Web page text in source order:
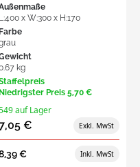
L:400 x W:300 x H:170
kg
Preis 5,70 €
auf Lager
€
€